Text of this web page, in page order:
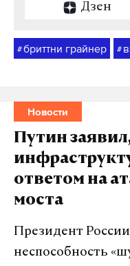
Дзен
#бриттни грайнер #
Новости
Путин
ответом на
моста
Президент
неспособность